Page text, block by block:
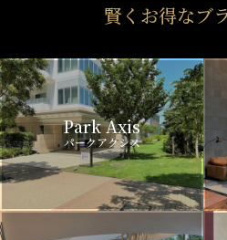
賢くお得なブ
Park Axis
パークアクシス